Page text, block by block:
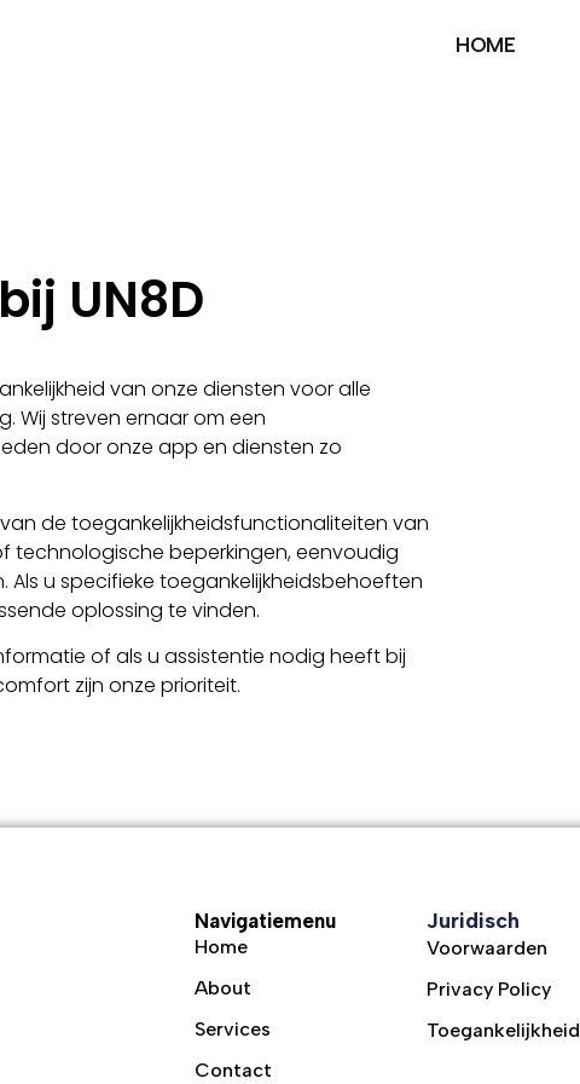
HOME
UN8D
van onze diensten voor alle
Wij streven ernaar om een
door onze app en diensten zo
de toegankelijkheidsfunctionaliteiten van
technologische beperkingen, eenvoudig
u specifieke toegankelijkheidsbehoeften
oplossing te vinden.
of als u assistentie nodig heeft bij
zijn onze prioriteit.
Navigatiemenu
Home
About
Services
Contact
Juridisch
Voorwaarden
Privacy Policy
Toegankelijkheid